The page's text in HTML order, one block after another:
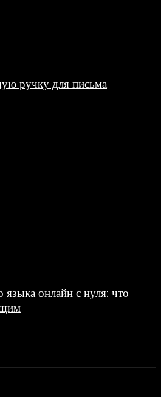
ручку для письма
языка онлайн с нуля: что